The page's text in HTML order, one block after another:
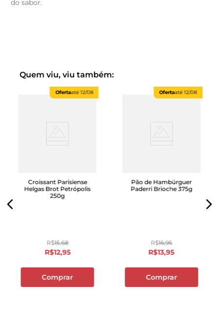
do sabor.
Quem viu, viu também:
Ofertaaté12/08
Croissant Parisiense
Helgas Brot Petrópolis
250g
R$15,68
R$12,95
Comprar
Ofertaaté12/08
Pão de Hambúrguer
Paderri Brioche 375g
R$16,95
R$13,95
Comprar